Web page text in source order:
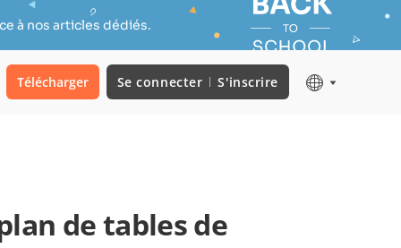
à nos articles dédiés.
Télécharger Se connecter S'inscrire
de tables de